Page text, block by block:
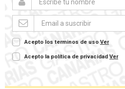
Acepto los terminos de uso Ver
Acepto la política de privacidad Ver